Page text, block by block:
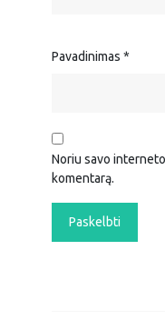
Pavadinimas *
Noriu savo
komentarą.